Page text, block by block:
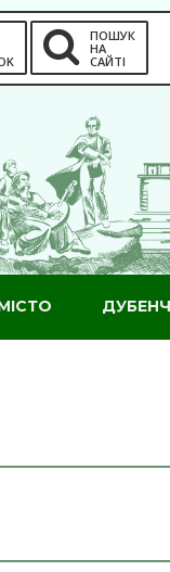
ПОШУК
НА
САЙТІ